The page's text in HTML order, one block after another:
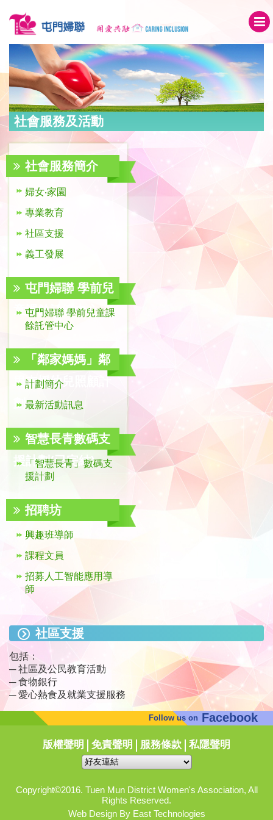
社會服務及活動
社會服務簡介
婦女‧家園
專業教育
社區支援
義工發展
屯門婦聯 學前兒
童課餘託管中心
屯門婦聯 學前兒童課
餘託管中心
「鄰家媽媽」鄰
里支援幼兒照顧計
劃
計劃簡介
最新活動訊息
智慧長青數碼支
援計劃(已完結)
「智慧長青」數碼支
援計劃
招聘坊
興趣班導師
課程文員
招募人工智能應用導
師
社區支援
包括：
─ 社區及公民教育活動
─ 食物銀行
─ 愛心熱食及就業支援服務
Follow us on Facebook
版權聲明 免責聲明 服務條款 私隱聲明
Copyright©2016. Tuen Mun District Women's Association, All
Rights Reserved.
Web Design By East Technologies